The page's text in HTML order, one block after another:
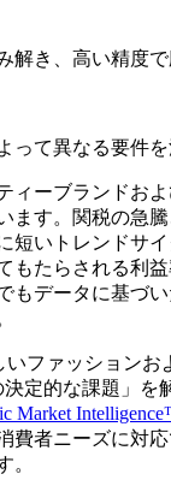
解き、高い精度で
って異なる要件
ィーブランドお
ます。関税の急
短いトレンドサ
もたらされる利益
もデータに基づ
いファッションお
定的な課題」を
Market
費者ニーズに対
。